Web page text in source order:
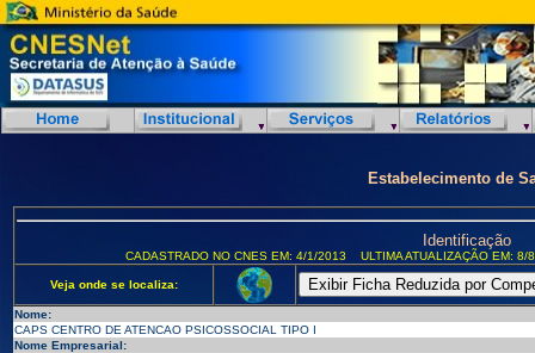
Estabelecimento de
Identificação
CADASTRADO NO CNES EM: 4/1/2013 ULTIMA ATUALIZAÇÃO EM:
Veja onde se localiza:
Nome:
CAPS CENTRO DE ATENCAO PSICOSSOCIAL TIPO I
Nome Empresarial: